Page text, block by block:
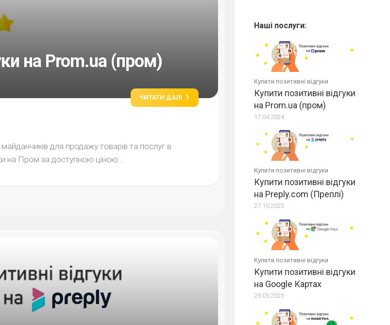
на Prom.ua (пром)
ЧИТАТИ ДАЛІ
для продажу товарів та послуг в
на Пром за доступною ціною:...
Наші послуги:
Купити позитивні відгуки
Купити позитивні відгуки
на Prom.ua (пром)
17.04.2024
Купити позитивні відгуки
Купити позитивні відгуки
на Preply.com (Преплі)
27.10.2023
Купити позитивні відгуки
Купити позитивні відгуки
на Google Картах
29.05.2023